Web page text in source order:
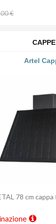
€
CAPPE
Artel
78 cm